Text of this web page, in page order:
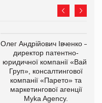
Олег Андрійович Івченко —
директор патентно-
юридичної компанії «Вайз
Груп», консалтингової
компанії «Парето» та
маркетингової агенції
Myka Agency.